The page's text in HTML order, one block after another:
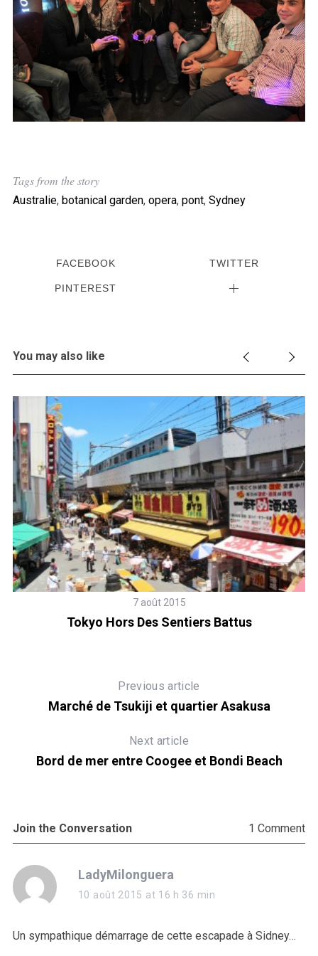
Tags from the story
Australie, botanical garden, opera, pont, Sydney
FACEBOOK TWITTER
PINTEREST
You may also like
7 août 2015
Tokyo Hors Des Sentiers Battus
Previous article
Marché de Tsukiji et quartier Asakusa
Next article
Bord de mer entre Coogee et Bondi Beach
Join the Conversation 1 Comment
s
a
s
LadyMilonguera
10 août 2015 at 16 h 36 min
Un sympathique démarrage de cette escapade à Sidney…